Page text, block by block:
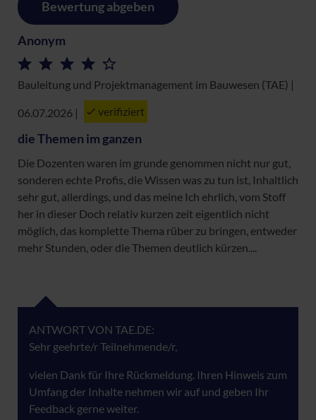
Bewertung abgeben
Anonym
Bauleitung und Projektmanagement im Bauwesen (TAE) |
06.07.2026 | verifiziert
die Themen im ganzen
Die Dozenten waren im grunde genommen nicht nur gut,
sonderen echte Profis, die Wissen was zu tun ist, Inhaltlich
sehr gut, allerdings, und das meine Ich ehrlich, vom Stoff
her in dieser Doch relativ kurzen zeit eigentlich nicht
möglich, das komplette Thema rüber zu bringen, entweder
mehr Stunden, oder die Themen deutlich kürzen....
ANTWORT VON TAE.DE:
Sehr geehrte/r Teilnehmende/r,
vielen Dank für Ihre Rückmeldung. Ihren Hinweis zum
Umfang der Inhalte nehmen wir auf und geben Ihr
Feedback gerne weiter.